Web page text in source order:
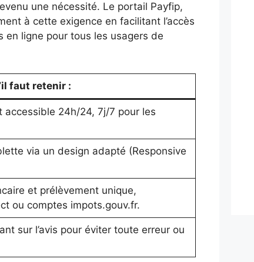
une nécessité. Le portail Payfip,
à cette exigence en facilitant l’accès
en ligne pour tous les usagers de
faut retenir :
accessible 24h/24, 7j/7 pour les
via un design adapté (Responsive
et prélèvement unique,
ou comptes impots.gouv.fr.
sur l’avis pour éviter toute erreur ou